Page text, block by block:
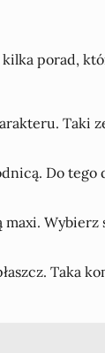
porad,
Taki
Do tego
maxi.
Taka